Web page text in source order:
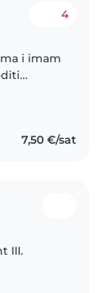
4
i imam
u kids
da ih
7,50 €/sat
III.